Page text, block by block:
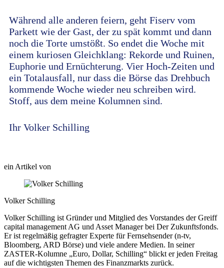
Während alle anderen feiern, geht Fiserv vom
Parkett wie der Gast, der zu spät kommt und dann
noch die Torte umstößt. So endet die Woche mit
einem kuriosen Gleichklang: Rekorde und Ruinen,
Euphorie und Ernüchterung. Vier Hoch-Zeiten und
ein Totalausfall, nur dass die Börse das Drehbuch
kommende Woche wieder neu schreiben wird.
Stoff, aus dem meine Kolumnen sind.
Ihr Volker Schilling
ein Artikel von
Volker Schilling
Volker Schilling ist Gründer und Mitglied des Vorstandes der Greiff
capital management AG und Asset Manager bei Der Zukunftsfonds.
Er ist regelmäßig gefragter Experte für Fernsehsender (n-tv,
Bloomberg, ARD Börse) und viele andere Medien. In seiner
ZASTER-Kolumne „Euro, Dollar, Schilling“ blickt er jeden Freitag
auf die wichtigsten Themen des Finanzmarkts zurück.